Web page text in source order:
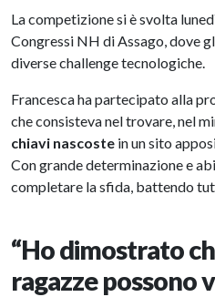
La competizione si è svolta
Congressi NH di Assago, dove
diverse challenge tecnologiche.
Francesca ha partecipato alla
che consisteva nel trovare, nel
chiavi nascoste in un sito
Con grande determinazione e
completare la sfida, battendo
“Ho dimostrato
ragazze possono